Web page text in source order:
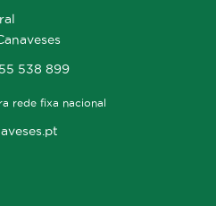
538 899
rede fixa nacional